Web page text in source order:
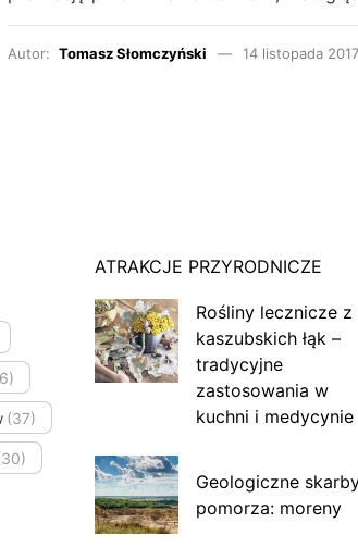
Autor: Tomasz Słomczyński 14 listopada 2017
(37)
ATRAKCJE PRZYRODNICZE
Rośliny lecznicze z
kaszubskich łąk –
tradycyjne
zastosowania w
kuchni i medycynie
Geologiczne
pomorza: moreny